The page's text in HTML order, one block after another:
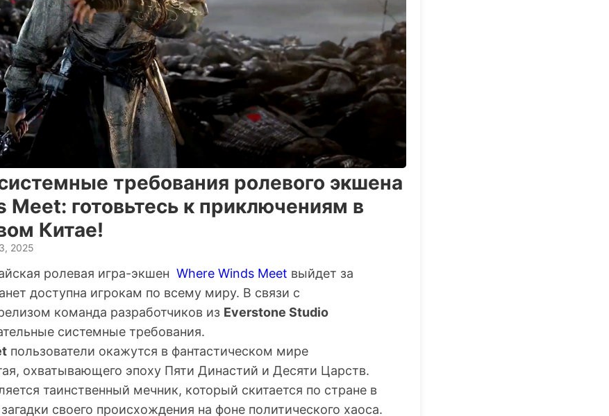
требования ролевого экшена
Meet: готовьтесь к приключениям в
Китае!
2025
ролевая игра-экшен Where Winds Meet выйдет за
доступна игрокам по всему миру. В связи с
команда разработчиков из Everstone Studio
системные требования.
пользователи окажутся в фантастическом мире
охватывающего эпоху Пяти Династий и Десяти Царств.
таинственный мечник, который скитается по стране в
своего происхождения на фоне политического хаоса.